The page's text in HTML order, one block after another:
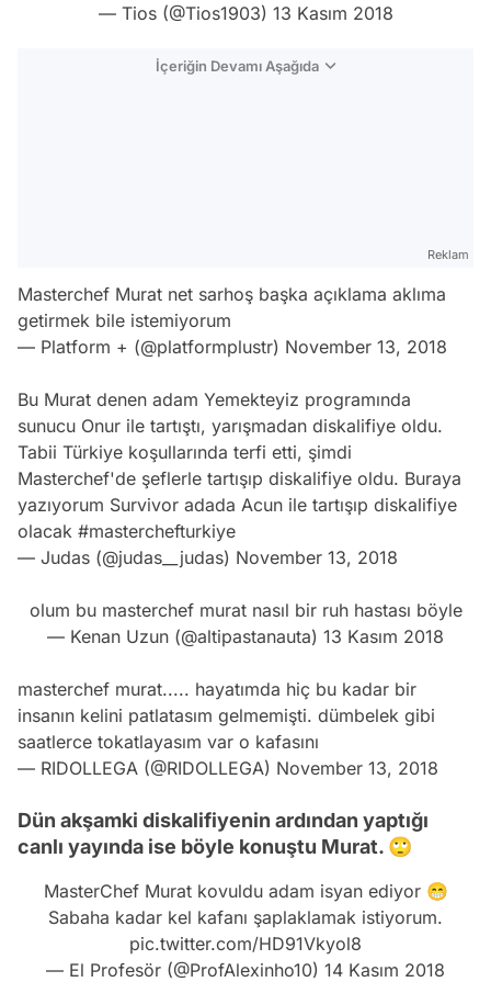
— Tios (@Tios1903) 13 Kasım 2018
İçeriğin Devamı Aşağıda
Reklam
Masterchef Murat net sarhoş başka açıklama aklıma
getirmek bile istemiyorum
— Platform + (@platformplustr) November 13, 2018
Bu Murat denen adam Yemekteyiz programında
sunucu Onur ile tartıştı, yarışmadan diskalifiye oldu.
Tabii Türkiye koşullarında terfi etti, şimdi
Masterchef'de şeflerle tartışıp diskalifiye oldu. Buraya
yazıyorum Survivor adada Acun ile tartışıp diskalifiye
olacak #masterchefturkiye
— Judas (@judas__judas) November 13, 2018
olum bu masterchef murat nasıl bir ruh hastası böyle
— Kenan Uzun (@altipastanauta) 13 Kasım 2018
masterchef murat..... hayatımda hiç bu kadar bir
insanın kelini patlatasım gelmemişti. dümbelek gibi
saatlerce tokatlayasım var o kafasını
— RIDOLLEGA (@RIDOLLEGA) November 13, 2018
Dün akşamki diskalifiyenin ardından yaptığı
canlı yayında ise böyle konuştu Murat. 🙄
MasterChef Murat kovuldu adam isyan ediyor 😁
Sabaha kadar kel kafanı şaplaklamak istiyorum.
pic.twitter.com/HD91Vkyol8
— El Profesör (@ProfAlexinho10) 14 Kasım 2018